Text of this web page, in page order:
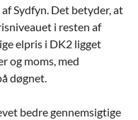
Sydfyn. Det betyder, at
i resten af
elpris i DK2 ligget
og moms, med
døgnet.
bedre gennemsigtige